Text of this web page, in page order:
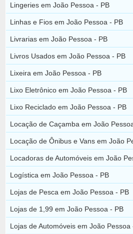
Lingeries em João Pessoa - PB
Linhas e Fios em João Pessoa - PB
Livrarias em João Pessoa - PB
Livros Usados em João Pessoa - PB
Lixeira em João Pessoa - PB
Lixo Eletrônico em João Pessoa - PB
Lixo Reciclado em João Pessoa - PB
Locação de Caçamba em João
Locação de Ônibus e Vans em João
Locadoras de Automóveis em João
Logística em João Pessoa - PB
Lojas de Pesca em João Pessoa - PB
Lojas de 1,99 em João Pessoa - PB
Lojas de Automóveis em João Pessoa